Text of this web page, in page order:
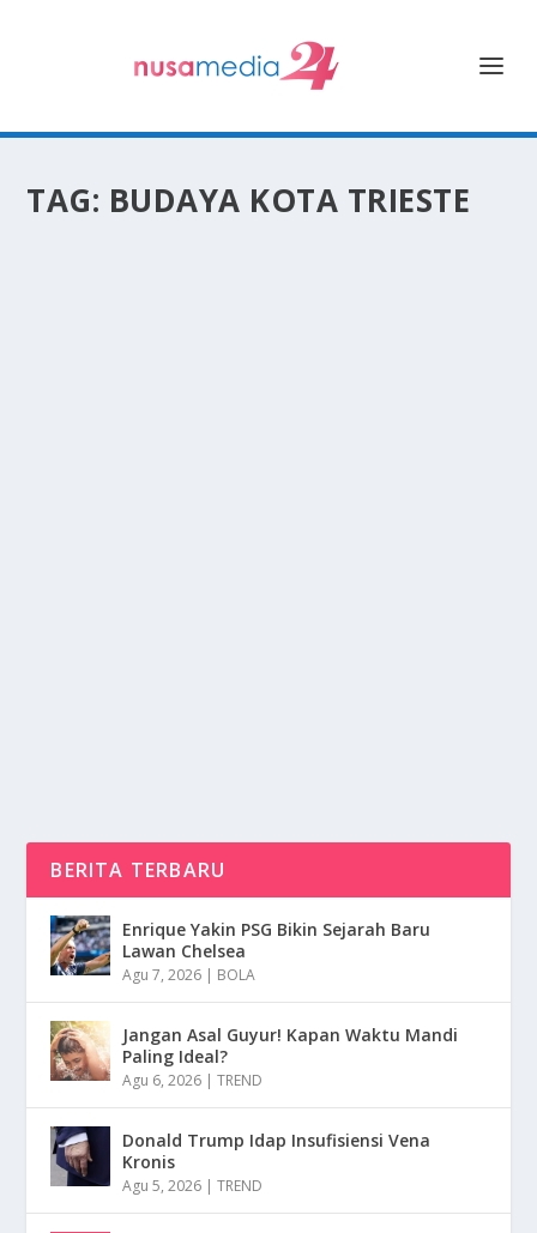
TAG: BUDAYA KOTA TRIESTE
BERITA TERBARU
Enrique Yakin PSG Bikin Sejarah Baru
Lawan Chelsea
Agu 7, 2026 | BOLA
Jangan Asal Guyur! Kapan Waktu Mandi
Paling Ideal?
Agu 6, 2026 |TREND
Donald Trump Idap Insufisiensi Vena
Kronis
Agu 5, 2026 |TREND